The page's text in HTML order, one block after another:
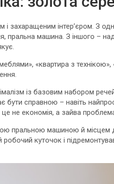
захаращеним інтер’єром. З
пральна машина. З іншого –
«квартира з технікою»,
із базовим набором
справною – навіть
це не економія, а зайва
пральною машиною й місцем
куточок і